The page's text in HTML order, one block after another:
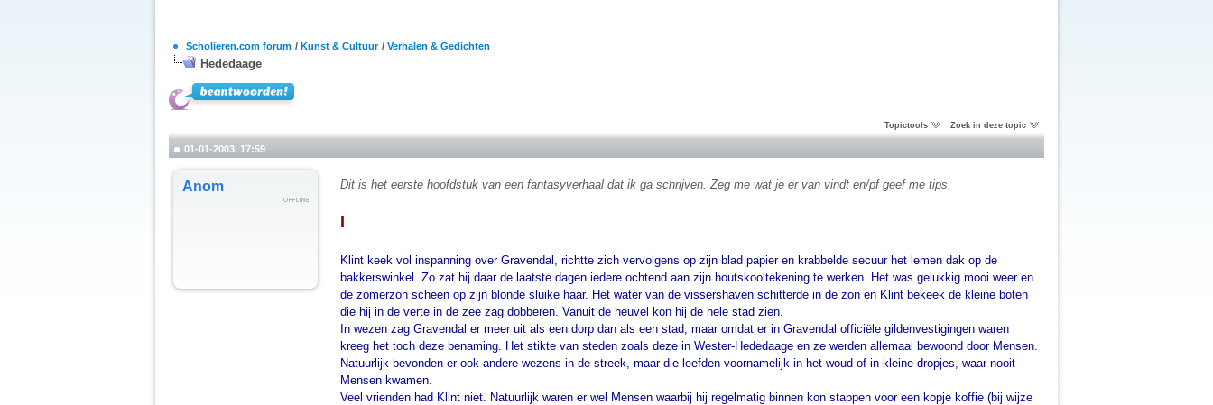
Scholieren.com forum / Kunst & Cultuur / Verhalen & Gedichten
Hededaage
Topictools Zoek in deze topic
01-01-2003, 17:59
Anom Dit is het eerste hoofdstuk van een fantasyverhaal dat ik ga schrijven. Zeg me wat je er van vindt en/pf geef me tips.
I
Klint keek vol inspanning over Gravendal, richtte zich vervolgens op zijn blad papier en krabbelde secuur het lemen dak op de
bakkerswinkel. Zo zat hij daar de laatste dagen iedere ochtend aan zijn houtskooltekening te werken. Het was gelukkig mooi weer en
de zomerzon scheen op zijn blonde sluike haar. Het water van de vissershaven schitterde in de zon en Klint bekeek de kleine boten
die hij in de verte in de zee zag dobberen. Vanuit de heuvel kon hij de hele stad zien.
In wezen zag Gravendal er meer uit als een dorp dan als een stad, maar omdat er in Gravendal officiële gildenvestigingen waren
kreeg het toch deze benaming. Het stikte van steden zoals deze in Wester-Hededaage en ze werden allemaal bewoond door Mensen.
Natuurlijk bevonden er ook andere wezens in de streek, maar die leefden voornamelijk in het woud of in kleine dropjes, waar nooit
Mensen kwamen.
Veel vrienden had Klint niet. Natuurlijk waren er wel Mensen waarbij hij regelmatig binnen kon stappen voor een kopje koffie (bij wijze